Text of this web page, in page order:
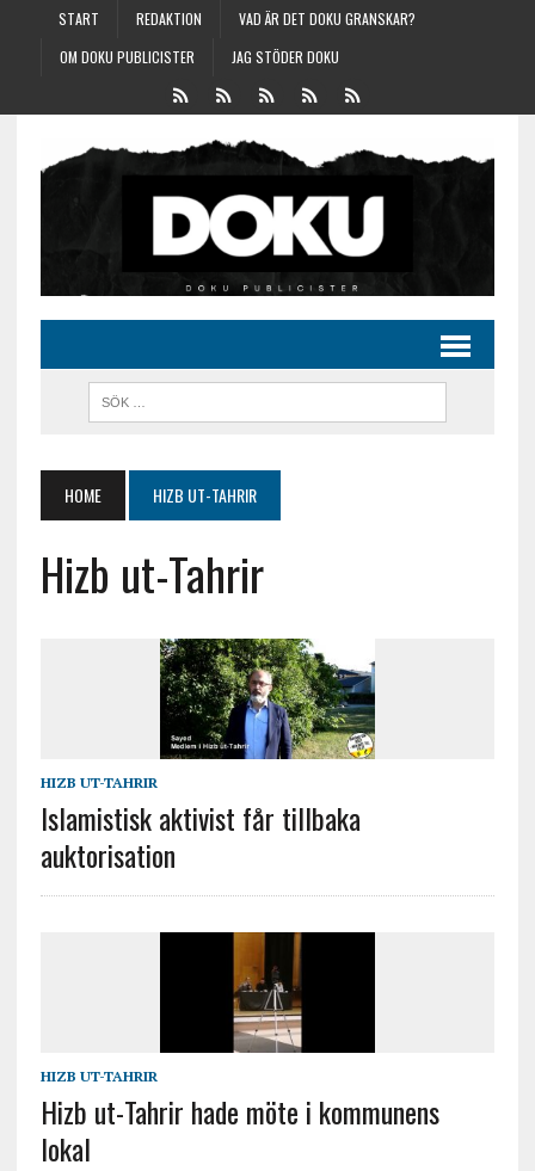
START REDAKTION
VAD ÄR DET DOKU GRANSKAR?
OM DOKU PUBLICISTER
JAG STÖDER DOKU
HOME HIZB UT-TAHRIR
Hizb ut-Tahrir
HIZB UT-TAHRIR
Islamistisk aktivist får tillbaka
auktorisation
HIZB UT-TAHRIR
Hizb ut-Tahrir hade möte i kommunens
lokal